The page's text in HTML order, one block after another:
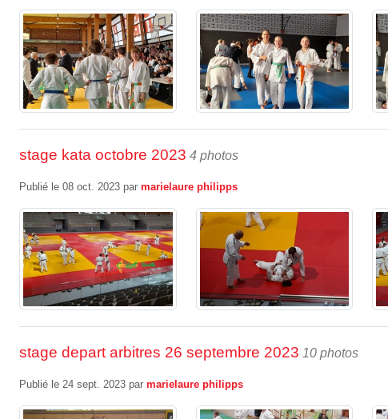
stage kata octobre 2023 4 photos
Publié le 08 oct. 2023 par marielaure philipps
stage depart arbitres 26 septembre 2023 10 photos
Publié le 24 sept. 2023 par marielaure philipps